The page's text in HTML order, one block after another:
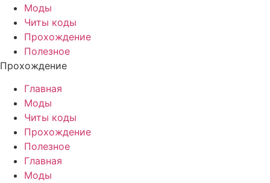
Моды
Читы коды
Прохождение
Полезное
Прохождение
Главная
Моды
Читы коды
Прохождение
Полезное
Главная
Моды